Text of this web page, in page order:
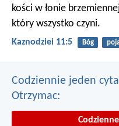
kości w łonie
który wszystko czyni.
Kaznodziei 11:5 Bóg
Codziennie jeden
Otrzymac: